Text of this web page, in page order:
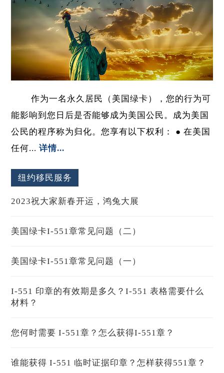
作为一名永久居民（美国绿卡），您的行为可
能影响到您日后是否能够成为美国公民。成为美国
公民的程序称为归化。您享有以下权利： ● 在美国
任何...详情...
纽约移民服务
2023祝大家新春开运，鸿兔大展
美国绿卡I-551章常见问题（二）
美国绿卡I-551章常见问题（一）
I-551 印章的有效期是多久？I-551 表格需要什么
材料？
您何时需要 I-551章？怎么获得I-551章？
谁能获得 I-551 临时证据印章？怎样获得551章？